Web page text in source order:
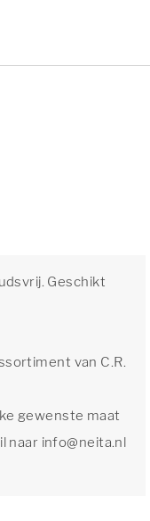
Geschikt
van C.R.
gewenste maat
naar info@neita.nl